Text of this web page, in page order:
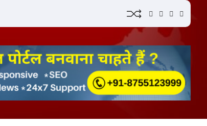
YouTube
Instagram
Facebook